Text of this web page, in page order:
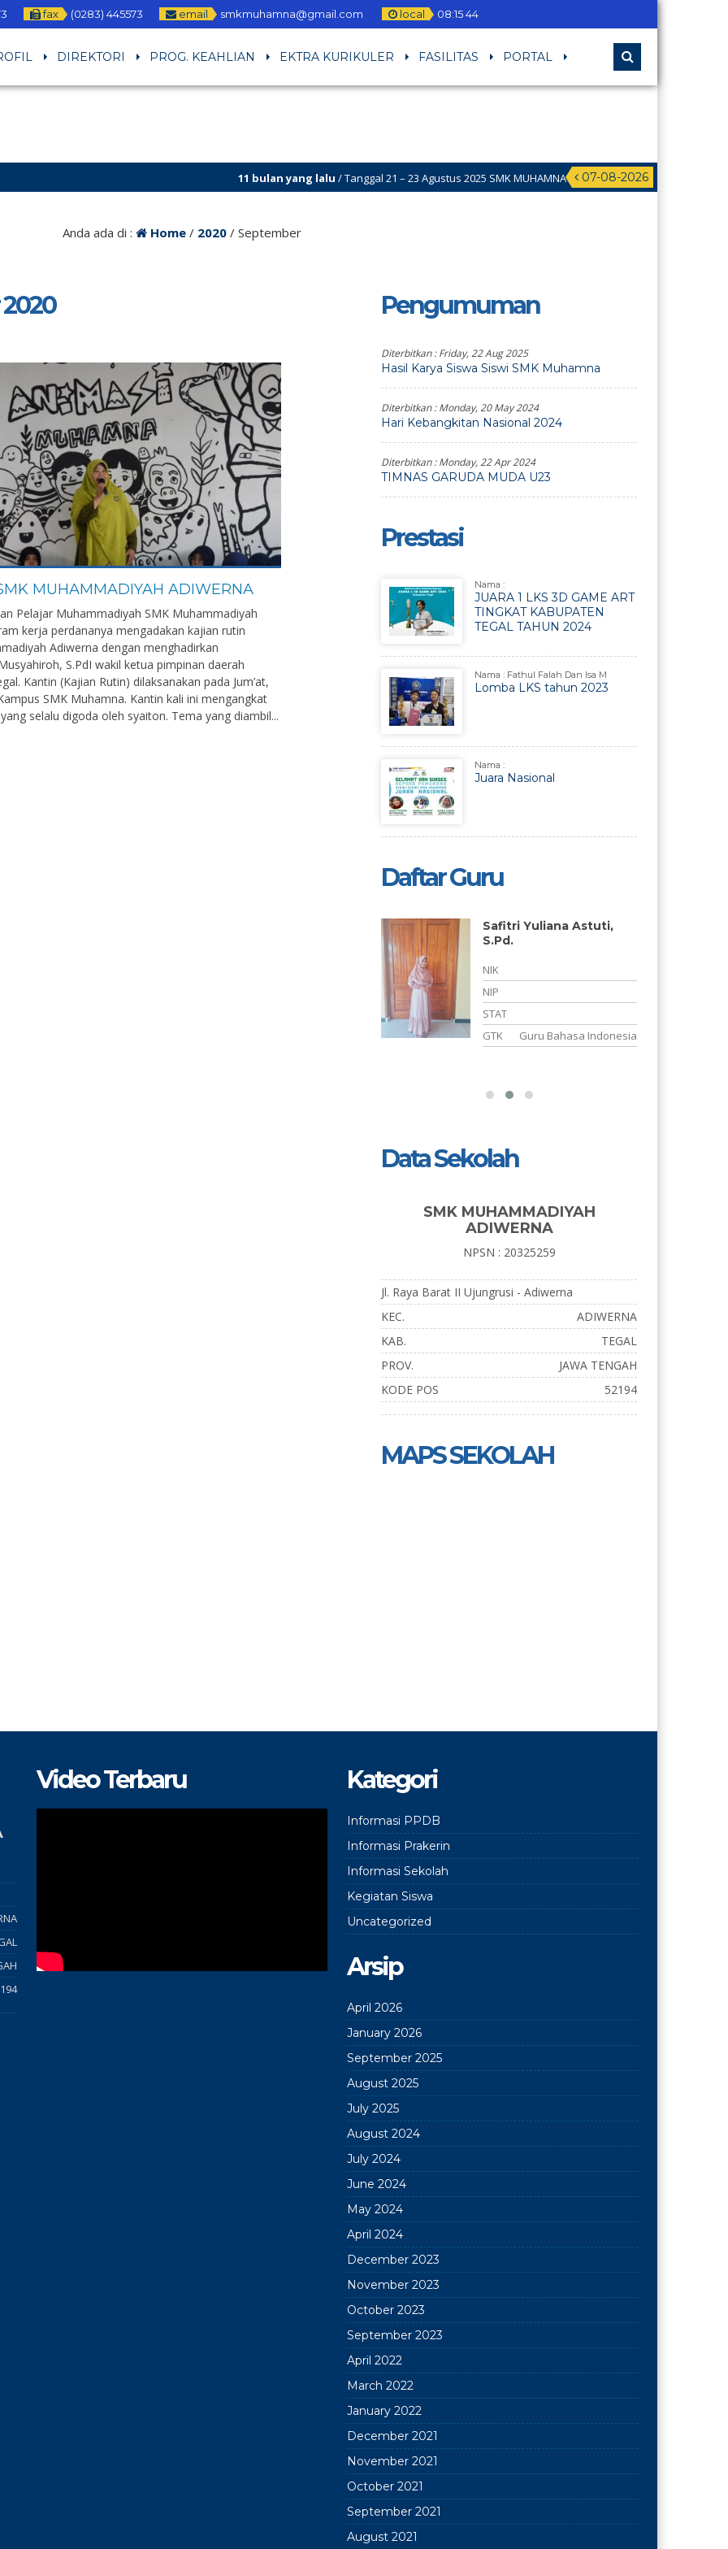
fax (0283) 445573 email smkmuhamna@gmail.com local 08:1545
DIREKTORI PROG. KEAHLIAN EKTRA KURIKULER FASILITAS PORTAL
07-08-2026
11 bulan yang lalu/ Tanggal 21 – 23 Agustus 2025 SMK MUHAMNA Memperingat HUT RI ke 80 dengan
Anda ada di : Home / 2020 / September
MUHAMMADIYAH ADIWERNA
Pelajar Muhammadiyah SMK Muhammadiyah
kerja perdananya mengadakan kajian rutin
Adiwerna dengan menghadirkan
S.PdI wakil ketua pimpinan daerah
Kantin (Kajian Rutin) dilaksanakan pada Jum’at,
SMK Muhamna. Kantin kali ini mengangkat
selalu digoda oleh syaiton. Tema yang diambil...
Pengumuman
Diterbitkan :Friday, 22 Aug 2025
Hasil Karya Siswa Siswi SMK Muhamna
Diterbitkan :Monday, 20 May 2024
Hari Kebangkitan Nasional 2024
Diterbitkan :Monday, 22 Apr 2024
TIMNAS GARUDA MUDA U23
Prestasi
Nama :
JUARA 1 LKS 3D GAME ART
TINGKAT KABUPATEN
TEGAL TAHUN 2024
Nama : Fathul Falah Dan Isa M
Lomba LKS tahun 2023
Nama :
Juara Nasional
Daftar Guru
Safitri Yuliana Astuti,
S.Pd.
NIK
NIP
STAT
GTK
Guru Bahasa Indonesia
Data Sekolah
SMK MUHAMMADIYAH
ADIWERNA
NPSN : 20325259
Jl. Raya Barat II Ujungrusi - Adiwerna
KEC.
ADIWERNA
KAB.
TEGAL
PROV.
JAWA TENGAH
KODE POS
52194
MAPS SEKOLAH
Video Terbaru Kategori
Informasi PPDB
Informasi Prakerin
Informasi Sekolah
Kegiatan Siswa
Uncategorized
Arsip
April 2026
January 2026
September 2025
August 2025
July 2025
August 2024
July 2024
June 2024
May 2024
April 2024
December 2023
November 2023
October 2023
September 2023
April 2022
March 2022
January 2022
December 2021
November 2021
October 2021
September 2021
August 2021